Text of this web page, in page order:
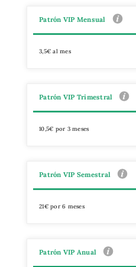
Patrón VIP Mensual
3,5€ al mes
Patrón VIP Trimestral
10,5€ por 3 meses
Patrón VIP Semestral
21€ por 6 meses
Patrón VIP Anual